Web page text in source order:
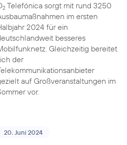
2Telefónica sorgt mit rund 3250
im ersten
2024 für ein
besseres
Gleichzeitig bereitet
der
auf Großveranstaltungen im
vor.
20. Juni 2024